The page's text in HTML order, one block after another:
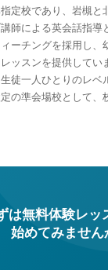
定校であり、岩槻と
師による英会話指導
ーチングを採用し、
ッスンを提供してい
徒一人ひとりのレベ
の準会場校として、
は無料体験レッ
始めてみません